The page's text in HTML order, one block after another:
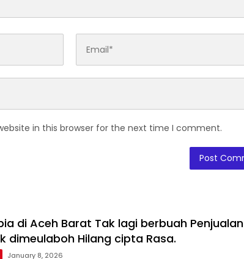
in this browser for the next time I comment.
di Aceh Barat Tak lagi berbuah Penjualan
dimeulaboh Hilang cipta Rasa.
January 8, 2026